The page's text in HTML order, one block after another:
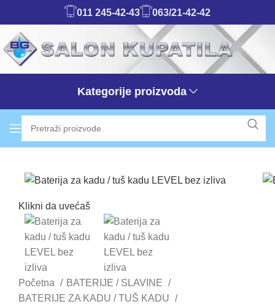
011 245-42-43 063/21-42-42
Kategorije proizvoda
Klikni da uvećaš
Početna
BATERIJE / SLAVINE
BATERIJE ZA KADU / TUŠ KADU